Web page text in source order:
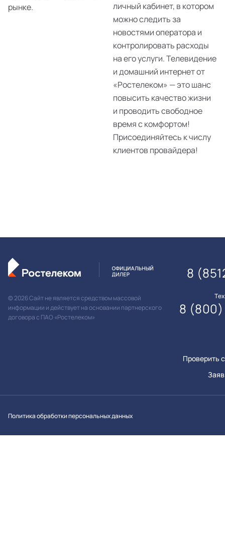
рынке.
личный кабинет, в котором
можно следить за
новостями оператора и
контролировать расходы
на его услуги. Телевидение
и домашний интернет от
«Ростелеком» — это шанс
повысить качество жизни
и проводить свободное
время с комфортом!
Присоединяйтесь к числу
клиентов провайдера!
© 2026 Сайт не является средством массовой
информации и действует на основании партнерского
договора с ПАО «Ростелеком»
Проверить
8
8
Политика обработки персональных данных